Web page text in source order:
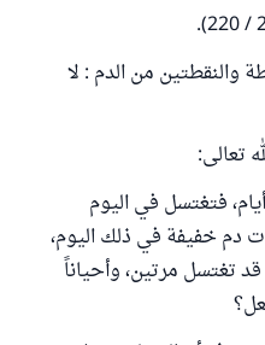
والنقطتين من الدم : لا
تعالى:
فتغتسل في اليوم
دم خفيفة في ذلك اليوم،
تغتسل مرتين، وأحياناً